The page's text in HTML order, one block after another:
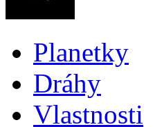
Planetky
Dráhy
Vlastnosti